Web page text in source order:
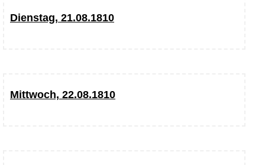
Dienstag, 21.08.1810
Mittwoch, 22.08.1810